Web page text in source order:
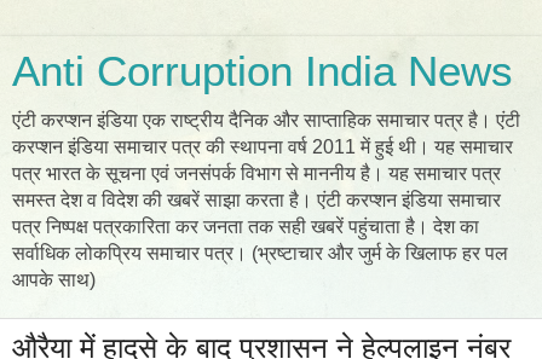
Anti Corruption India News
एंटी करप्शन इंडिया एक राष्ट्रीय दैनिक और साप्ताहिक समाचार पत्र है। एंटी
करप्शन इंडिया समाचार पत्र की स्थापना वर्ष 2011 में हुई थी। यह समाचार
पत्र भारत के सूचना एवं जनसंपर्क विभाग से माननीय है। यह समाचार पत्र
समस्त देश व विदेश की खबरें साझा करता है। एंटी करप्शन इंडिया समाचार
पत्र निष्पक्ष पत्रकारिता कर जनता तक सही खबरें पहुंचाता है। देश का
सर्वाधिक लोकप्रिय समाचार पत्र। (भ्रष्टाचार और जुर्म के खिलाफ हर पल
आपके साथ)
औरैया में हादसे के बाद प्रशासन ने हेल्पलाइन नंबर